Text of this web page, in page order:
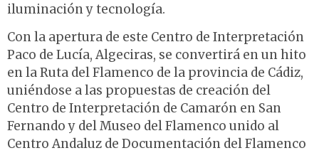
iluminación y tecnología.
Con la apertura de este Centro de Interpretación
Paco de Lucía, Algeciras, se convertirá en un hito
en la Ruta del Flamenco de la provincia de Cádiz,
uniéndose a las propuestas de creación del
Centro de Interpretación de Camarón en San
Fernando y del Museo del Flamenco unido al
Centro Andaluz de Documentación del Flamenco